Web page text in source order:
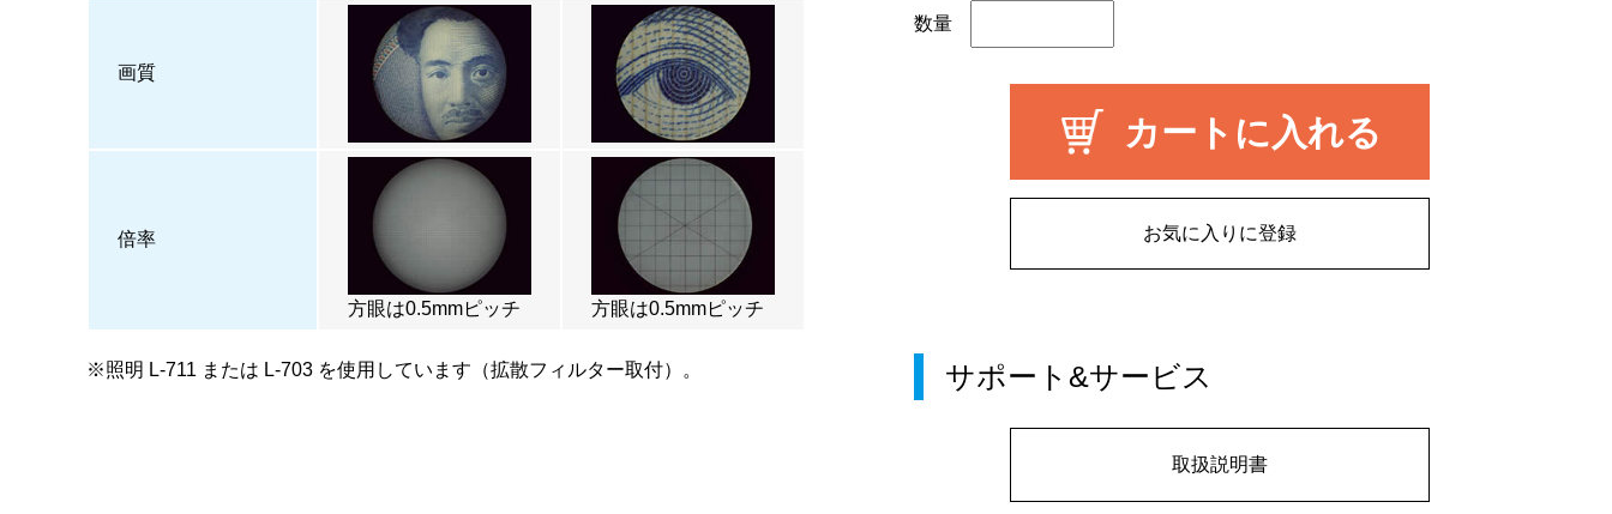
画質
倍率
方眼は0.5mmピッチ 方眼は0.5mmピッチ
※照明 L-711 または L-703 を使用しています（拡散フィルター取付）。
数量
カートに入れる
お気に入りに登録
サポート&サービス
取扱説明書